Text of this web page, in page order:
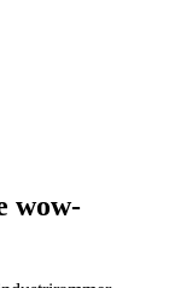
wow-